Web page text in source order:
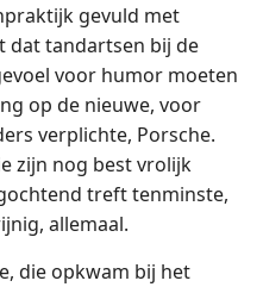
gevuld met
dat tandartsen bij de
voor humor moeten
op de nieuwe, voor
verplichte, Porsche.
zijn nog best vrolijk
treft tenminste,
allemaal.
die opkwam bij het